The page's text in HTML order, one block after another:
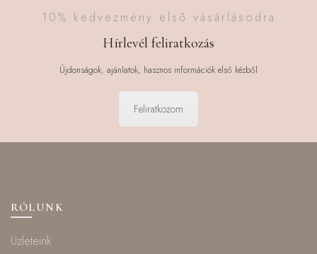
10% kedvezmény első vásárlásodra
Hírlevél feliratkozás
Újdonságok, ajánlatok, hasznos információk első kézből
Feliratkozom
RÓLUNK
Üzleteink